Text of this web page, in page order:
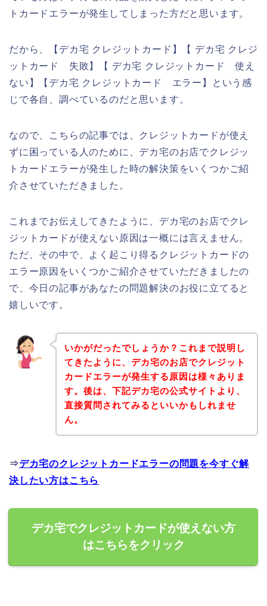
トカードエラーが発生してしまった方だと思います。
だから、【デカ宅 クレジットカード】【 デカ宅 クレジ
ットカード 失敗】【 デカ宅 クレジットカード 使え
ない】【デカ宅 クレジットカード エラー】という感
じで各自、調べているのだと思います。
なので、こちらの記事では、クレジットカードが使え
ずに困っている人のために、デカ宅のお店でクレジッ
トカードエラーが発生した時の解決策をいくつかご紹
介させていただきました。
これまでお伝えしてきたように、デカ宅のお店でクレ
ジットカードが使えない原因は一概には言えません。
ただ、その中で、よく起こり得るクレジットカードの
エラー原因をいくつかご紹介させていただきましたの
で、今日の記事があなたの問題解決のお役に立てると
嬉しいです。
いかがだったでしょうか？これまで説明し
てきたように、デカ宅のお店でクレジット
カードエラーが発生する原因は様々ありま
す。後は、下記デカ宅の公式サイトより、
直接質問されてみるといいかもしれませ
ん。
⇒デカ宅のクレジットカードエラーの問題を今すぐ解
決したい方はこちら
デカ宅でクレジットカードが使えない方
はこちらをクリック